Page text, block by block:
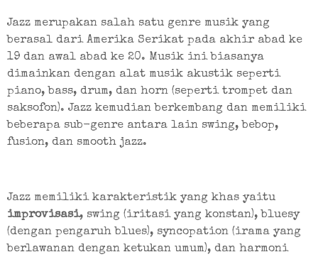
Jazz merupakan salah satu genre musik yang
berasal dari Amerika Serikat pada akhir abad ke
19 dan awal abad ke 20. Musik ini biasanya
dimainkan dengan alat musik akustik seperti
piano, bass, drum, dan horn (seperti trompet dan
saksofon). Jazz kemudian berkembang dan memiliki
beberapa sub-genre antara lain swing, bebop,
fusion, dan smooth jazz.
improvisasi, swing (iritasi yang konstan), bluesy
(dengan pengaruh blues), syncopation (irama yang
berlawanan dengan ketukan umum), dan harmoni